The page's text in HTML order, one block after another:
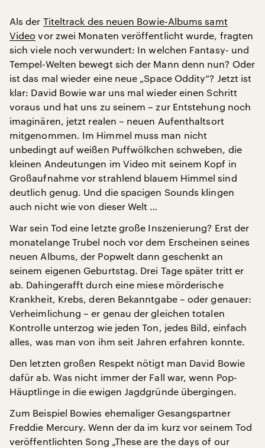
Als der Titeltrack des neuen Bowie-Albums samt
Video vor zwei Monaten veröffentlicht wurde, fragten
sich viele noch verwundert: In welchen Fantasy- und
Tempel-Welten bewegt sich der Mann denn nun? Oder
ist das mal wieder eine neue „Space Oddity“? Jetzt ist
klar: David Bowie war uns mal wieder einen Schritt
voraus und hat uns zu seinem – zur Entstehung noch
imaginären, jetzt realen – neuen Aufenthaltsort
mitgenommen. Im Himmel muss man nicht
unbedingt auf weißen Puffwölkchen schweben, die
kleinen Andeutungen im Video mit seinem Kopf in
Großaufnahme vor strahlend blauem Himmel sind
deutlich genug. Und die spacigen Sounds klingen
auch nicht wie von dieser Welt …
War sein Tod eine letzte große Inszenierung? Erst der
monatelange Trubel noch vor dem Erscheinen seines
neuen Albums, der Popwelt dann geschenkt an
seinem eigenen Geburtstag. Drei Tage später tritt er
ab. Dahingerafft durch eine miese mörderische
Krankheit, Krebs, deren Bekanntgabe – oder genauer:
Verheimlichung – er genau der gleichen totalen
Kontrolle unterzog wie jeden Ton, jedes Bild, einfach
alles, was man von ihm seit Jahren erfahren konnte.
Den letzten großen Respekt nötigt man David Bowie
dafür ab. Was nicht immer der Fall war, wenn Pop-
Häuptlinge in die ewigen Jagdgründe übergingen.
Zum Beispiel Bowies ehemaliger Gesangspartner
Freddie Mercury. Wenn der da im kurz vor seinem Tod
veröffentlichten Song „These are the days of our